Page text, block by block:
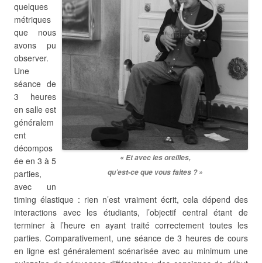
« Et avec les oreilles,
qu’est-ce que vous faites ? »
quelques
métriques
que nous
avons pu
observer.
Une
séance de
3 heures
en salle est
généralem
ent
décompos
ée en 3 à 5
parties,
avec un
timing élastique : rien n’est vraiment écrit, cela dépend des
interactions avec les étudiants, l’objectif central étant de
terminer à l’heure en ayant traité correctement toutes les
parties. Comparativement, une séance de 3 heures de cours
en ligne est généralement scénarisée avec au minimum une